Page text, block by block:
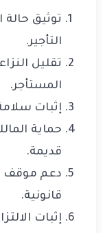
توثيق حالة
التأجير.
تقليل
المستأجر.
إثبات
حماية
قديمة.
دعم موقف
قانونية.
إثبات